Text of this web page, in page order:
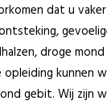
dat u
droge
kunnen
gebit. Wij zijn